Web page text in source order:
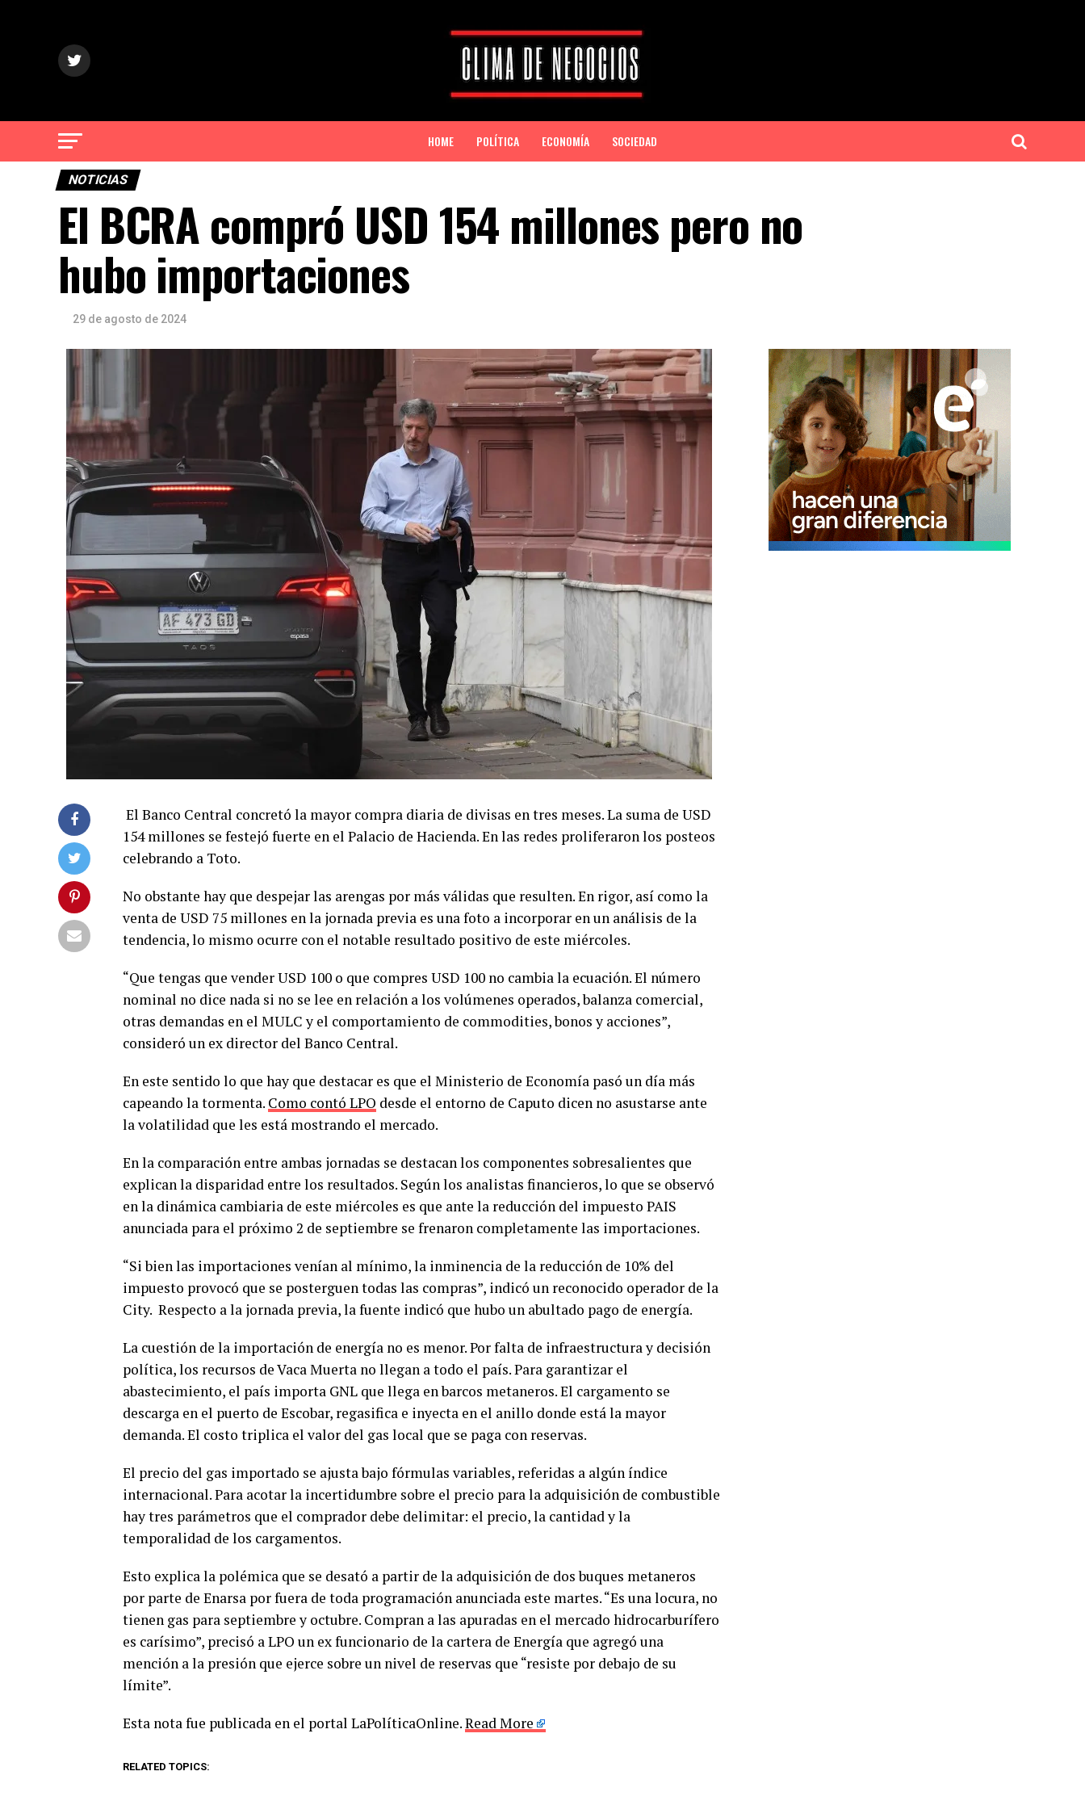
HOME POLÍTICA ECONOMÍA SOCIEDAD
NOTICIAS
El BCRA compró USD 154 millones pero no
hubo importaciones
29 de agosto de 2024
El Banco Central concretó la mayor compra diaria de divisas en tres meses. La suma de USD
154 millones se festejó fuerte en el Palacio de Hacienda. En las redes proliferaron los posteos
celebrando a Toto.
No obstante hay que despejar las arengas por más válidas que resulten. En rigor, así como la
venta de USD 75 millones en la jornada previa es una foto a incorporar en un análisis de la
tendencia, lo mismo ocurre con el notable resultado positivo de este miércoles.
“Que tengas que vender USD 100 o que compres USD 100 no cambia la ecuación. El número
nominal no dice nada si no se lee en relación a los volúmenes operados, balanza comercial,
otras demandas en el MULC y el comportamiento de commodities, bonos y acciones”,
consideró un ex director del Banco Central.
En este sentido lo que hay que destacar es que el Ministerio de Economía pasó un día más
capeando la tormenta. Como contó LPO desde el entorno de Caputo dicen no asustarse ante
la volatilidad que les está mostrando el mercado.
En la comparación entre ambas jornadas se destacan los componentes sobresalientes que
explican la disparidad entre los resultados. Según los analistas financieros, lo que se observó
en la dinámica cambiaria de este miércoles es que ante la reducción del impuesto PAIS
anunciada para el próximo 2 de septiembre se frenaron completamente las importaciones.
“Si bien las importaciones venían al mínimo, la inminencia de la reducción de 10% del
impuesto provocó que se posterguen todas las compras”, indicó un reconocido operador de la
City. Respecto a la jornada previa, la fuente indicó que hubo un abultado pago de energía.
La cuestión de la importación de energía no es menor. Por falta de infraestructura y decisión
política, los recursos de Vaca Muerta no llegan a todo el país. Para garantizar el
abastecimiento, el país importa GNL que llega en barcos metaneros. El cargamento se
descarga en el puerto de Escobar, regasifica e inyecta en el anillo donde está la mayor
demanda. El costo triplica el valor del gas local que se paga con reservas.
El precio del gas importado se ajusta bajo fórmulas variables, referidas a algún índice
internacional. Para acotar la incertidumbre sobre el precio para la adquisición de combustible
hay tres parámetros que el comprador debe delimitar: el precio, la cantidad y la
temporalidad de los cargamentos.
Esto explica la polémica que se desató a partir de la adquisición de dos buques metaneros
por parte de Enarsa por fuera de toda programación anunciada este martes. “Es una locura, no
tienen gas para septiembre y octubre. Compran a las apuradas en el mercado hidrocarburífero
es carísimo”, precisó a LPO un ex funcionario de la cartera de Energía que agregó una
mención a la presión que ejerce sobre un nivel de reservas que “resiste por debajo de su
límite”.
Esta nota fue publicada en el portal LaPolíticaOnline.Read More
RELATED TOPICS: